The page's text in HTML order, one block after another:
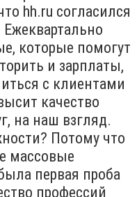
hh.ru согласился
которые помогут
и зарплаты,
с клиентами
качество
на наш взгляд.
Потому что
массовые
первая проба
профессий